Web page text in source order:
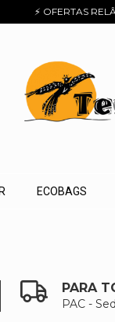
⚡ OFERTAS
ECOBAGS
PARA
PAC -